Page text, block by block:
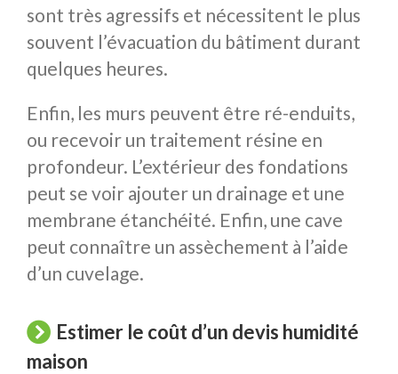
sont très agressifs et nécessitent le plus
souvent l’évacuation du bâtiment durant
quelques heures.
Enfin, les murs peuvent être ré-enduits,
ou recevoir un traitement résine en
profondeur. L’extérieur des fondations
peut se voir ajouter un drainage et une
membrane étanchéité. Enfin, une cave
peut connaître un assèchement à l’aide
d’un cuvelage.
Estimer le coût d’un devis humidité
maison